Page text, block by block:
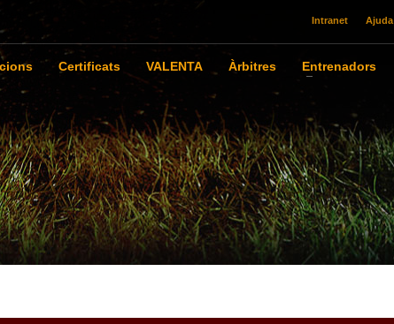
Intranet Ajuda
Certificats VALENTA Àrbitres Entrenadors